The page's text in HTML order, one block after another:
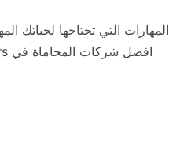
المهارات التي تحتاجها لحياتك